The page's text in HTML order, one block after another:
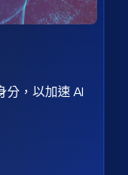
分，以加速 AI